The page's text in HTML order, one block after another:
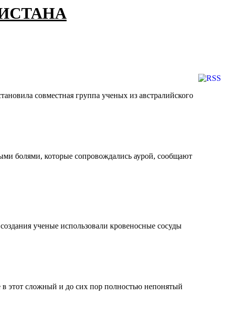
совместная группа ученых из австралийского
болями, которые сопровождались аурой, сообщают
ученые использовали кровеносные сосуды
в этот сложный и до сих пор полностью непонятый